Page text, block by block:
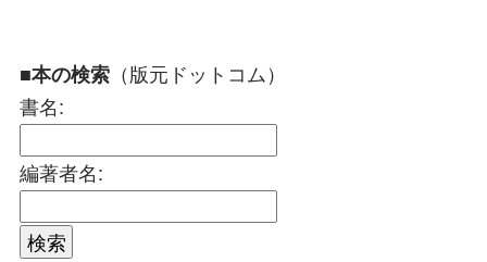
■本の検索 （版元ドットコム）
書名:
編著者名: